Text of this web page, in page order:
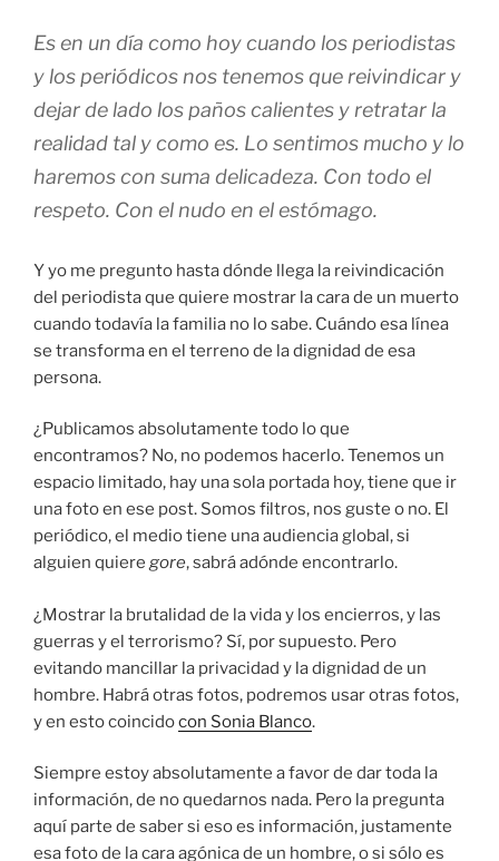
Es en un día como hoy cuando los periodistas
y los periódicos nos tenemos que reivindicar y
dejar de lado los paños calientes y retratar la
realidad tal y como es. Lo sentimos mucho y lo
haremos con suma delicadeza. Con todo el
respeto. Con el nudo en el estómago.
Y yo me pregunto hasta dónde llega la reivindicación
del periodista que quiere mostrar la cara de un muerto
cuando todavía la familia no lo sabe. Cuándo esa línea
se transforma en el terreno de la dignidad de esa
persona.
¿Publicamos absolutamente todo lo que
encontramos? No, no podemos hacerlo. Tenemos un
espacio limitado, hay una sola portada hoy, tiene que ir
una foto en ese post. Somos filtros, nos guste o no. El
periódico, el medio tiene una audiencia global, si
alguien quiere gore, sabrá adónde encontrarlo.
¿Mostrar la brutalidad de la vida y los encierros, y las
guerras y el terrorismo? Sí, por supuesto. Pero
evitando mancillar la privacidad y la dignidad de un
hombre. Habrá otras fotos, podremos usar otras fotos,
y en esto coincidocon Sonia Blanco.
Siempre estoy absolutamente a favor de dar toda la
información, de no quedarnos nada. Pero la pregunta
aquí parte de saber si eso es información, justamente
esa foto de la cara agónica de un hombre, o si sólo es